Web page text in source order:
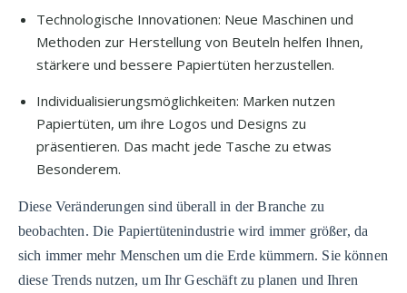
Technologische Innovationen: Neue Maschinen und
Methoden zur Herstellung von Beuteln helfen Ihnen,
stärkere und bessere Papiertüten herzustellen.
Individualisierungsmöglichkeiten: Marken nutzen
Papiertüten, um ihre Logos und Designs zu
präsentieren. Das macht jede Tasche zu etwas
Besonderem.
Diese Veränderungen sind überall in der Branche zu
beobachten. Die Papiertütenindustrie wird immer größer, da
sich immer mehr Menschen um die Erde kümmern. Sie können
diese Trends nutzen, um Ihr Geschäft zu planen und Ihren